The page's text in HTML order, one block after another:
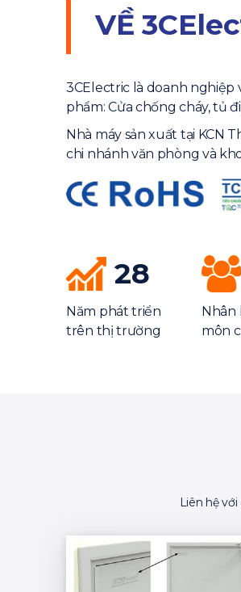
VỀ
3CElectric là doanh nghiệp
phẩm: Cửa chống cháy, tủ
Nhà máy sản xuất tại KCN
chi nhánh văn phòng và
28
Năm phát triển
trên thị trường
Nhân
môn
Liên hệ